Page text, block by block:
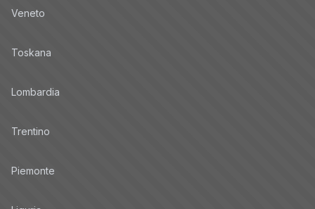
Veneto
Toskana
Lombardia
Trentino
Piemonte